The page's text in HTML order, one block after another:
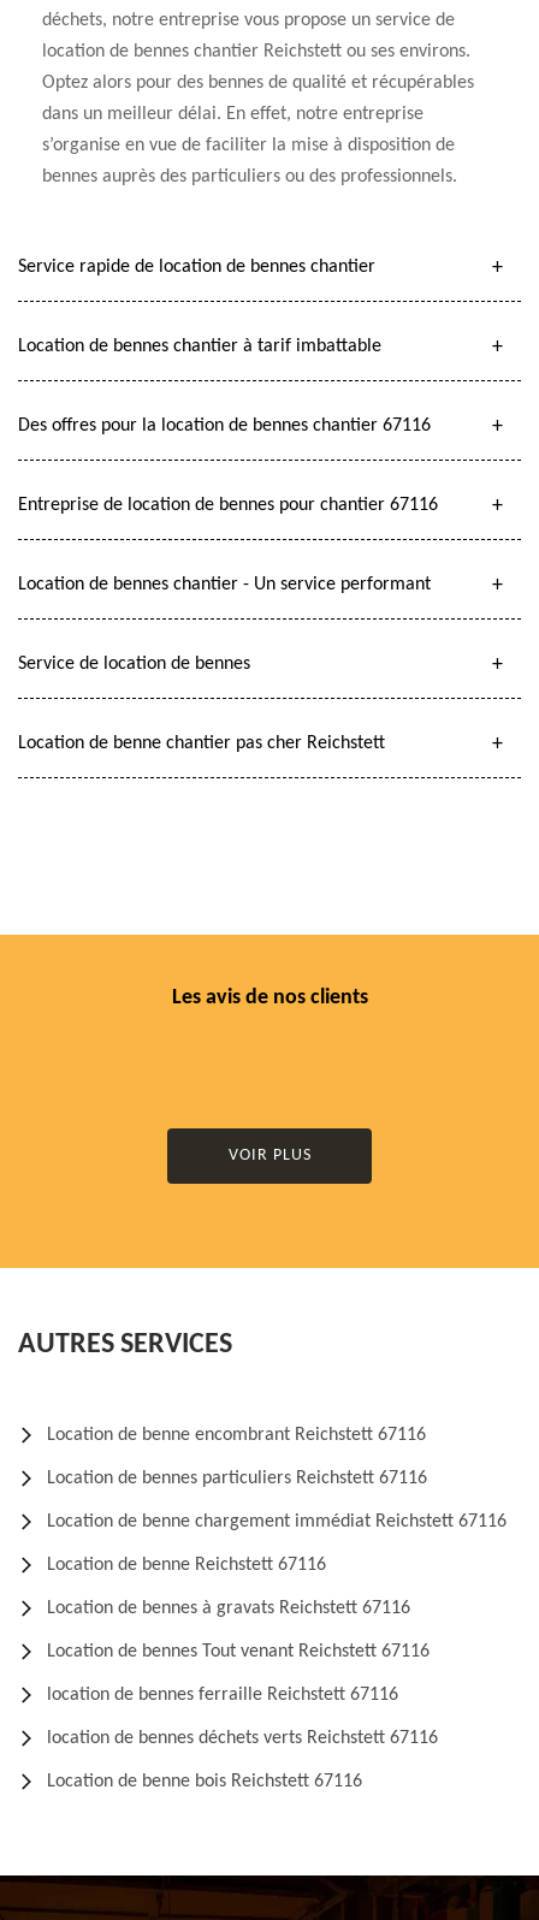
déchets, notre entreprise vous propose un service de
location de bennes chantier Reichstett ou ses environs.
Optez alors pour des bennes de qualité et récupérables
dans un meilleur délai. En effet, notre entreprise
s’organise en vue de faciliter la mise à disposition de
bennes auprès des particuliers ou des professionnels.
Service rapide de location de bennes chantier
Location de bennes chantier à tarif imbattable
Des offres pour la location de bennes chantier 67116
Entreprise de location de bennes pour chantier 67116
Location de bennes chantier - Un service performant
Service de location de bennes
Location de benne chantier pas cher Reichstett
Les avis de nos clients
VOIR PLUS
AUTRES SERVICES
Location de benne encombrant Reichstett 67116
Location de bennes particuliers Reichstett 67116
Location de benne chargement immédiat Reichstett 67116
Location de benne Reichstett 67116
Location de bennes à gravats Reichstett 67116
Location de bennes Tout venant Reichstett 67116
location de bennes ferraille Reichstett 67116
location de bennes déchets verts Reichstett 67116
Location de benne bois Reichstett 67116